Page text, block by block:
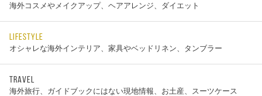
海外コスメやメイクアップ、ヘアアレンジ、ダイエット
LIFESTYLE
オシャレな海外インテリア、家具やベッドリネン、タンブラー
TRAVEL
海外旅行、ガイドブックにはない現地情報、お土産、スーツケース